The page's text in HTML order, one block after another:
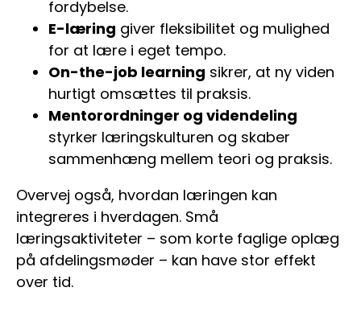
fordybelse.
E-læring giver fleksibilitet og mulighed
for at lære i eget tempo.
On-the-job learning sikrer, at ny viden
hurtigt omsættes til praksis.
Mentorordninger og videndeling
styrker læringskulturen og skaber
sammenhæng mellem teori og praksis.
Overvej også, hvordan læringen kan
integreres i hverdagen. Små
læringsaktiviteter – som korte faglige oplæg
på afdelingsmøder – kan have stor effekt
over tid.